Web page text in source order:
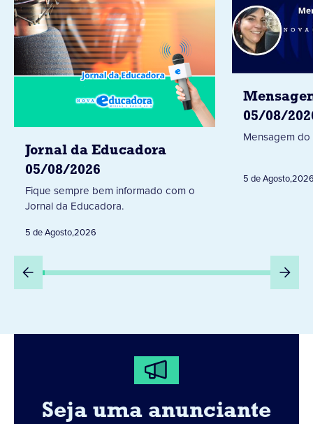
Jornal da Educadora
05/08/2026
Fique sempre bem informado com o
Jornal da Educadora.
5 de Agosto,2026
05/08/
Mensagem do
5 de Agosto,
Seja uma anunciante